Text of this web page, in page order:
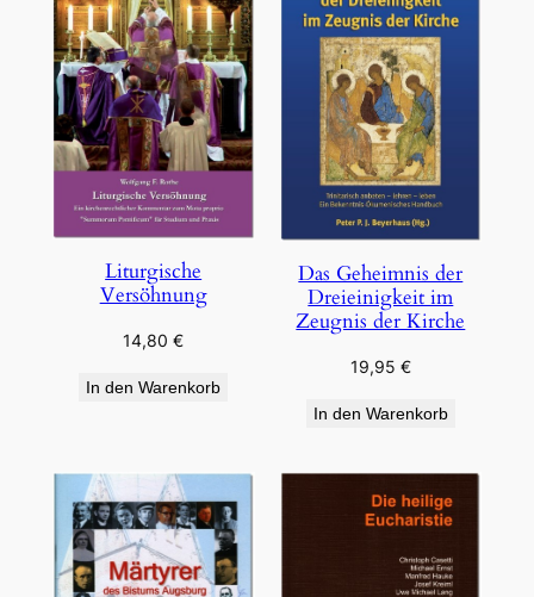
Liturgische
Versöhnung
14,80€
In den Warenkorb
Das Geheimnis der
Dreieinigkeit im
Zeugnis der Kirche
19,95 €
In den Warenkorb